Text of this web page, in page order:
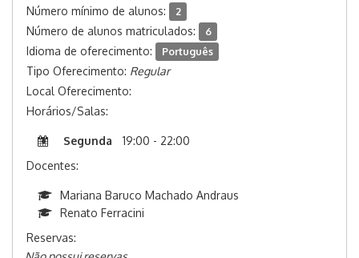
Número mínimo de alunos: 2
Número de alunos matriculados: 6
Idioma de oferecimento: Português
Tipo Oferecimento: Regular
Local Oferecimento:
Horários/Salas:
Segunda
19:00 - 22:00
Docentes:
Mariana Baruco Machado Andraus
Renato Ferracini
Reservas: